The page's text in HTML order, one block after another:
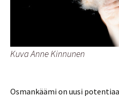
Kuva Anne Kinnunen
Osmankäämi on uusi